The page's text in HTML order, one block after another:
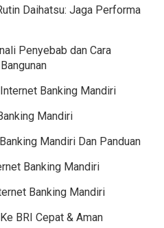
Daihatsu: Jaga Performa
Penyebab dan Cara
Banking Mandiri
Mandiri
Mandiri Dan Panduan
Banking Mandiri
Banking Mandiri
BRI Cepat & Aman